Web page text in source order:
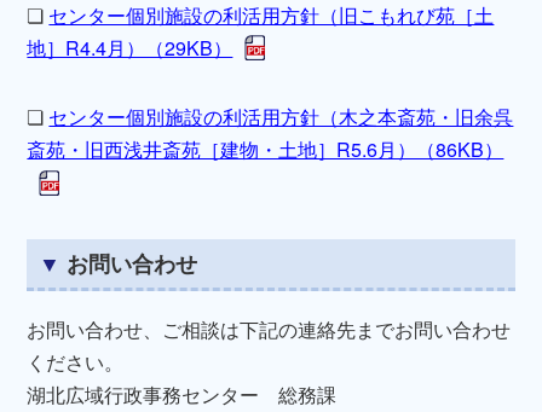
❏ センター個別施設の利活用方針（旧こもれび苑［土
地］R4.4月）（29KB）
❏ センター個別施設の利活用方針（木之本斎苑・旧余呉
斎苑・旧西浅井斎苑［建物・土地］R5.6月）（86KB）
お問い合わせ
お問い合わせ、ご相談は下記の連絡先までお問い合わせ
ください。
湖北広域行政事務センター 総務課